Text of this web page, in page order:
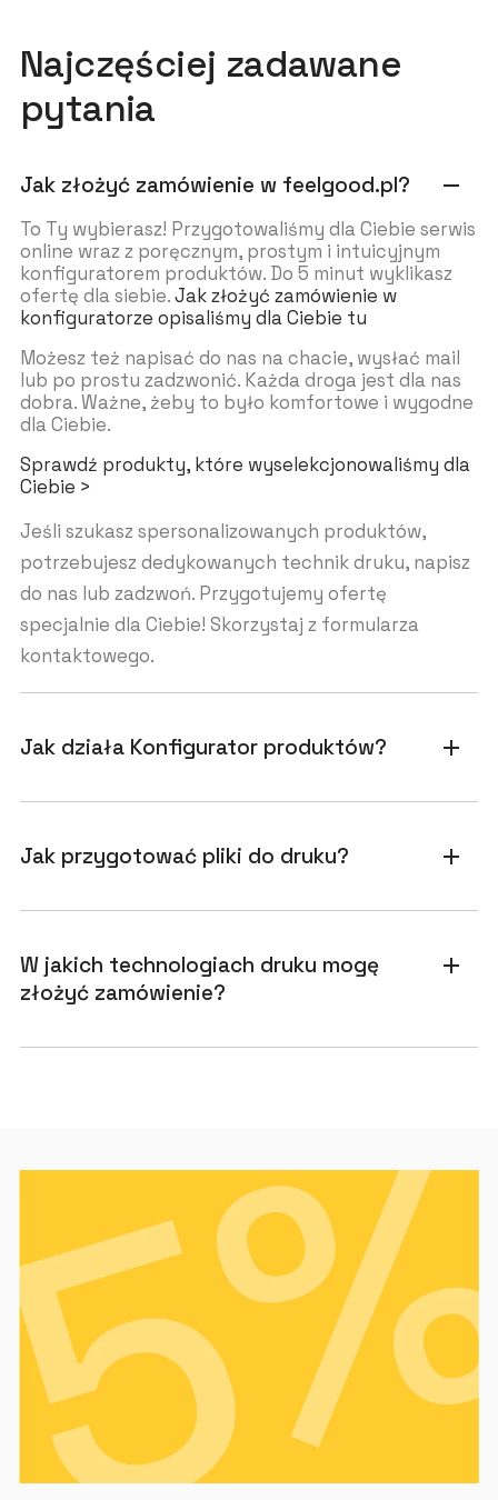
Najczęściej zadawane
pytania
Jak złożyć zamówienie w feelgood.pl? remove
To Ty wybierasz! Przygotowaliśmy dla Ciebie serwis
online wraz z poręcznym, prostym i intuicyjnym
konfiguratorem produktów. Do 5 minut wyklikasz
ofertę dla siebie.Jak złożyć zamówienie w
konfiguratorze opisaliśmy dla Ciebie tu
Możesz też napisać do nas na chacie, wysłać mail
lub po prostu zadzwonić. Każda droga jest dla nas
dobra. Ważne, żeby to było komfortowe i wygodne
dla Ciebie.
Sprawdź produkty, które wyselekcjonowaliśmy dla
Ciebie >
Jeśli szukasz spersonalizowanych produktów,
potrzebujesz dedykowanych technik druku, napisz
do nas lub zadzwoń. Przygotujemy ofertę
specjalnie dla Ciebie! Skorzystaj z formularza
kontaktowego.
Jak działa Konfigurator produktów? add
Jak przygotować pliki do druku? add
W jakich technologiach druku mogę
złożyć zamówienie?
add